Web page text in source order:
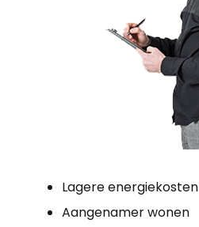
Lagere energiekosten
Aangenamer wonen